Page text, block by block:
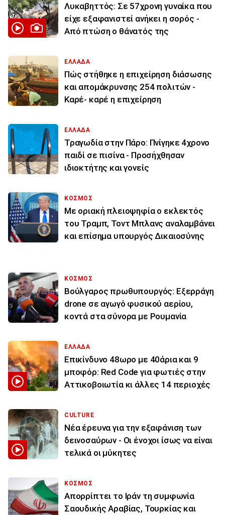
Λυκαβηττός: Σε 57χρονη γυναίκα που
είχε εξαφανιστεί ανήκει η σορός -
Από πτώση ο θάνατός της
ΕΛΛΑΔΑ
Πώς στήθηκε η επιχείρηση διάσωσης
και απομάκρυνσης 254 πολιτών -
Καρέ- καρέ η επιχείρηση
ΕΛΛΑΔΑ
Τραγωδία στην Πάρο: Πνίγηκε 4χρονο
παιδί σε πισίνα - Προσήχθησαν
ιδιοκτήτης και γονείς
ΚΟΣΜΟΣ
Με οριακή πλειοψηφία ο εκλεκτός
του Τραμπ, Τοντ Μπλανς αναλαμβάνει
και επίσημα υπουργός Δικαιοσύνης
ΚΟΣΜΟΣ
Βούλγαρος πρωθυπουργός: Εξερράγη
drone σε αγωγό φυσικού αερίου,
κοντά στα σύνορα με Ρουμανία
ΕΛΛΑΔΑ
Επικίνδυνο 48ωρο με 40άρια και 9
μποφόρ: Red Code για φωτιές στην
Αττικοβοιωτία κι άλλες 14 περιοχές
CULTURE
Νέα έρευνα για την εξαφάνιση των
δεινοσαύρων - Οι ένοχοι ίσως να είναι
τελικά οι μύκητες
ΚΟΣΜΟΣ
Απορρίπτει το Ιράν τη συμφωνία
Σαουδικής Αραβίας, Τουρκίας και